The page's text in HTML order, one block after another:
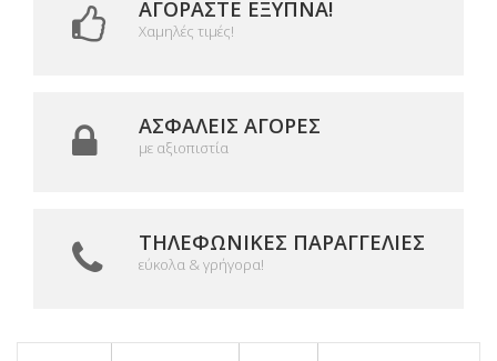
ΑΓΟΡΆΣΤΕ ΈΞΥΠΝΑ!
Χαμηλές τιμές!
ΑΣΦΑΛΕΊΣ ΑΓΟΡΈΣ
με αξιοπιστία
ΤΗΛΕΦΩΝΙΚΈΣ ΠΑΡΑΓΓΕΛΊΕΣ
εύκολα & γρήγορα!